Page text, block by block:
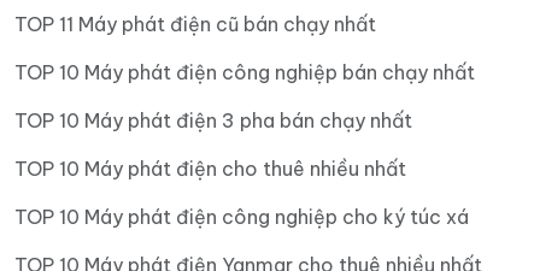
TOP 11 Máy phát điện cũ bán chạy nhất
TOP 10 Máy phát điện công nghiệp bán chạy nhất
TOP 10 Máy phát điện 3 pha bán chạy nhất
TOP 10 Máy phát điện cho thuê nhiều nhất
TOP 10 Máy phát điện công nghiệp cho ký túc xá
TOP 10 Máy phát điện Yanmar cho thuê nhiều nhất